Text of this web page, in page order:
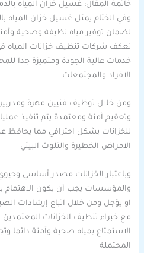
خاتمة المقال: غسيل خزان المياه
وفي الختام يمثل غسيل خزان المياه
لضمان توفير مياه نظيفة وصحية
تعكف شركات تنظيف خزانات المياه في
خدمات عالية الجودة ومتميزة جدا
الافراد والمجتمعات
ومن خلال توظيف فنيين مهرة
وتعقيم آمنة ومعتمدة يتم تنفيذ
للخزانات بشكل احترافي مما يحافظ
الامراض الخطيرة والتلوث البيئي
وباعتبار الخزانات مصدر أساسي
والمؤسسات يجب أن يكون الاهتمام
او يؤجل ومن خلال اتباع إرشادات
مع خبراء تنظيف الخزانات
الاستمتاع بمياه صحية وآمنة دائما
المحتملة